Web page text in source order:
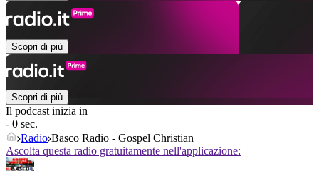
Scopri di più
Scopri di più
Il podcast inizia in
- 0 sec.
Radio Basco Radio - Gospel Christian
Ascolta questa radio gratuitamente nell'applicazione: